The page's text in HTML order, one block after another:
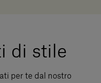
di stile
per te dal nostro